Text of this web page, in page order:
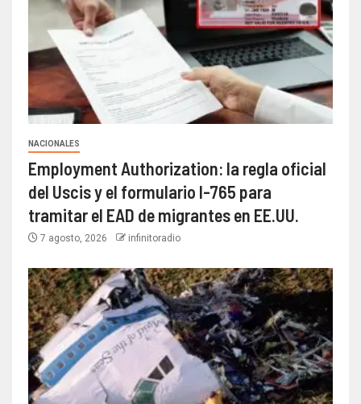
NACIONALES
Employment Authorization: la regla oficial
del Uscis y el formulario I-765 para
tramitar el EAD de migrantes en EE.UU.
7 agosto, 2026 infinitoradio